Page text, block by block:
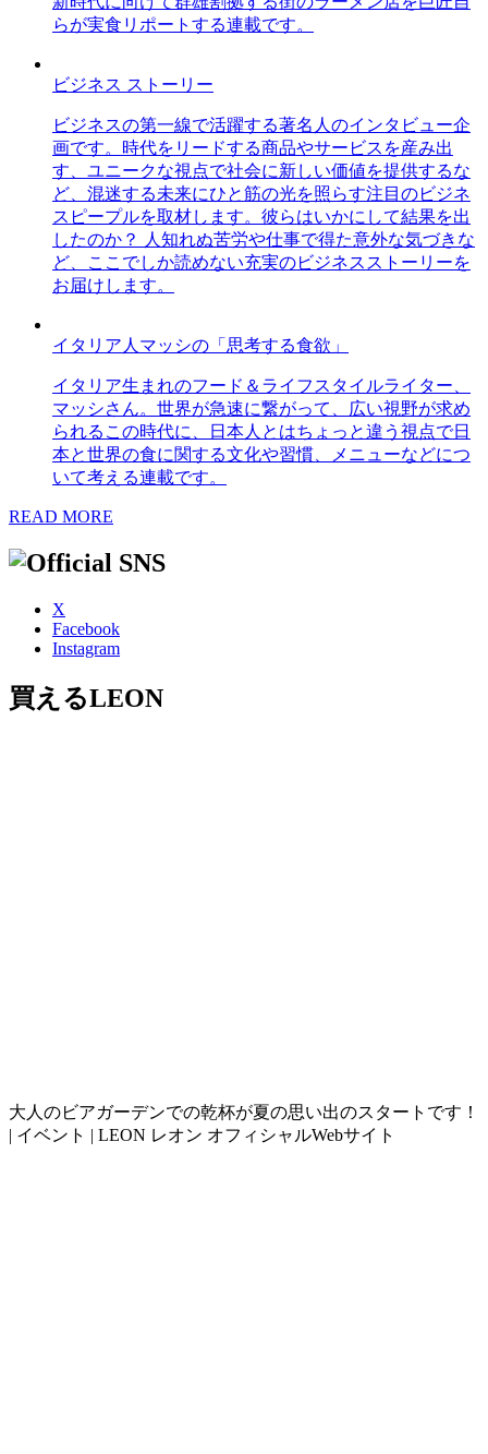
らが実食リポートする連載です。
ビジネス ストーリー
ビジネスの第一線で活躍する著名人のインタビュー企
画です。時代をリードする商品やサービスを産み出
す、ユニークな視点で社会に新しい価値を提供するな
ど、混迷する未来にひと筋の光を照らす注目のビジネ
スピープルを取材します。彼らはいかにして結果を出
したのか？ 人知れぬ苦労や仕事で得た意外な気づきな
ど、ここでしか読めない充実のビジネスストーリーを
お届けします。
イタリア人マッシの「思考する食欲」
イタリア生まれのフード＆ライフスタイルライター、
マッシさん。世界が急速に繋がって、広い視野が求め
られるこの時代に、日本人とはちょっと違う視点で日
本と世界の食に関する文化や習慣、メニューなどにつ
いて考える連載です。
READ MORE
X
Facebook
Instagram
買えるLEON
大人のビアガーデンでの乾杯が夏の思い出のスタートです！
| イベント | LEON レオン オフィシャルWebサイト